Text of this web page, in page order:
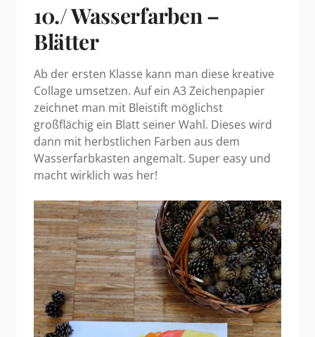
10./ Wasserfarben –
Blätter
Ab der ersten Klasse kann man diese kreative
Collage umsetzen. Auf ein A3 Zeichenpapier
zeichnet man mit Bleistift möglichst
großflächig ein Blatt seiner Wahl. Dieses wird
dann mit herbstlichen Farben aus dem
Wasserfarbkasten angemalt. Super easy und
macht wirklich was her!